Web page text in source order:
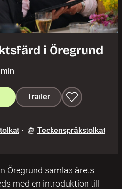
i Öregrund
Trailer
· Teckenspråkstolkat
Öregrund samlas årets
med en introduktion till